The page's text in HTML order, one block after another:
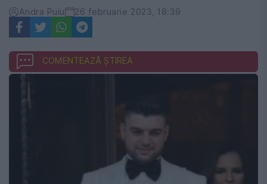
Andra Puiu 26 februarie 2023, 18:39
COMENTEAZĂ ȘTIREA